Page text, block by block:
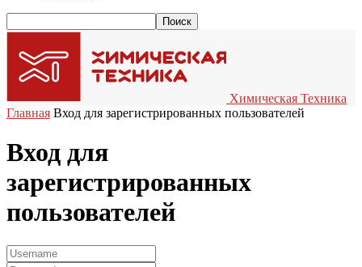
Химическая Техника
Главная Вход для зарегистрированных пользователей
Вход для
зарегистрированных
пользователей